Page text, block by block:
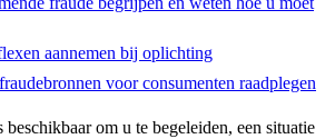
aannemen bij oplichting
voor consumenten raadplegen
om u te begeleiden, een situatie